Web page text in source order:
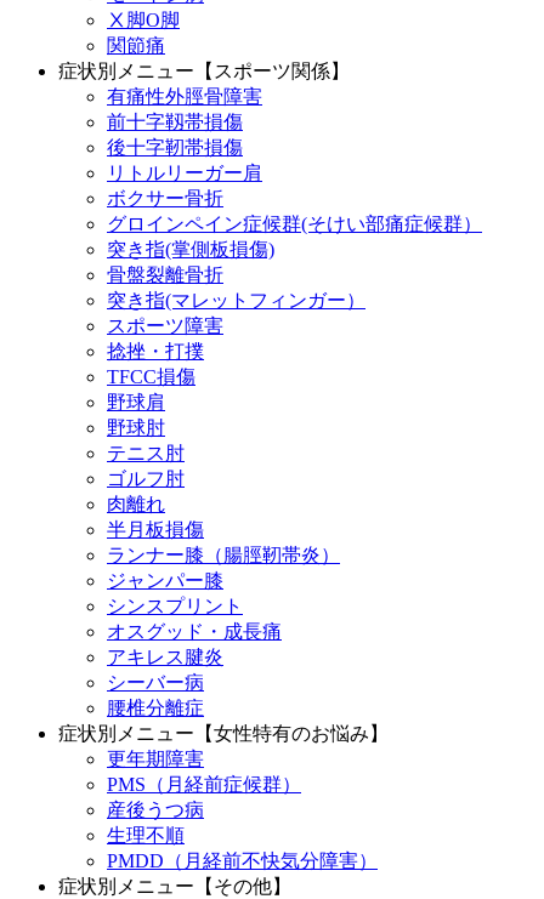
Ⅹ脚O脚
関節痛
症状別メニュー【スポーツ関係】
有痛性外脛骨障害
前十字靱帯損傷
後十字靭帯損傷
リトルリーガー肩
ボクサー骨折
グロインペイン症候群(そけい部痛症候群）
突き指(掌側板損傷)
骨盤裂離骨折
突き指(マレットフィンガー）
スポーツ障害
捻挫・打撲
TFCC損傷
野球肩
野球肘
テニス肘
ゴルフ肘
肉離れ
半月板損傷
ランナー膝（腸脛靭帯炎）
ジャンパー膝
シンスプリント
オスグッド・成長痛
アキレス腱炎
シーバー病
腰椎分離症
症状別メニュー【女性特有のお悩み】
更年期障害
PMS（月経前症候群）
産後うつ病
生理不順
PMDD（月経前不快気分障害）
症状別メニュー【その他】